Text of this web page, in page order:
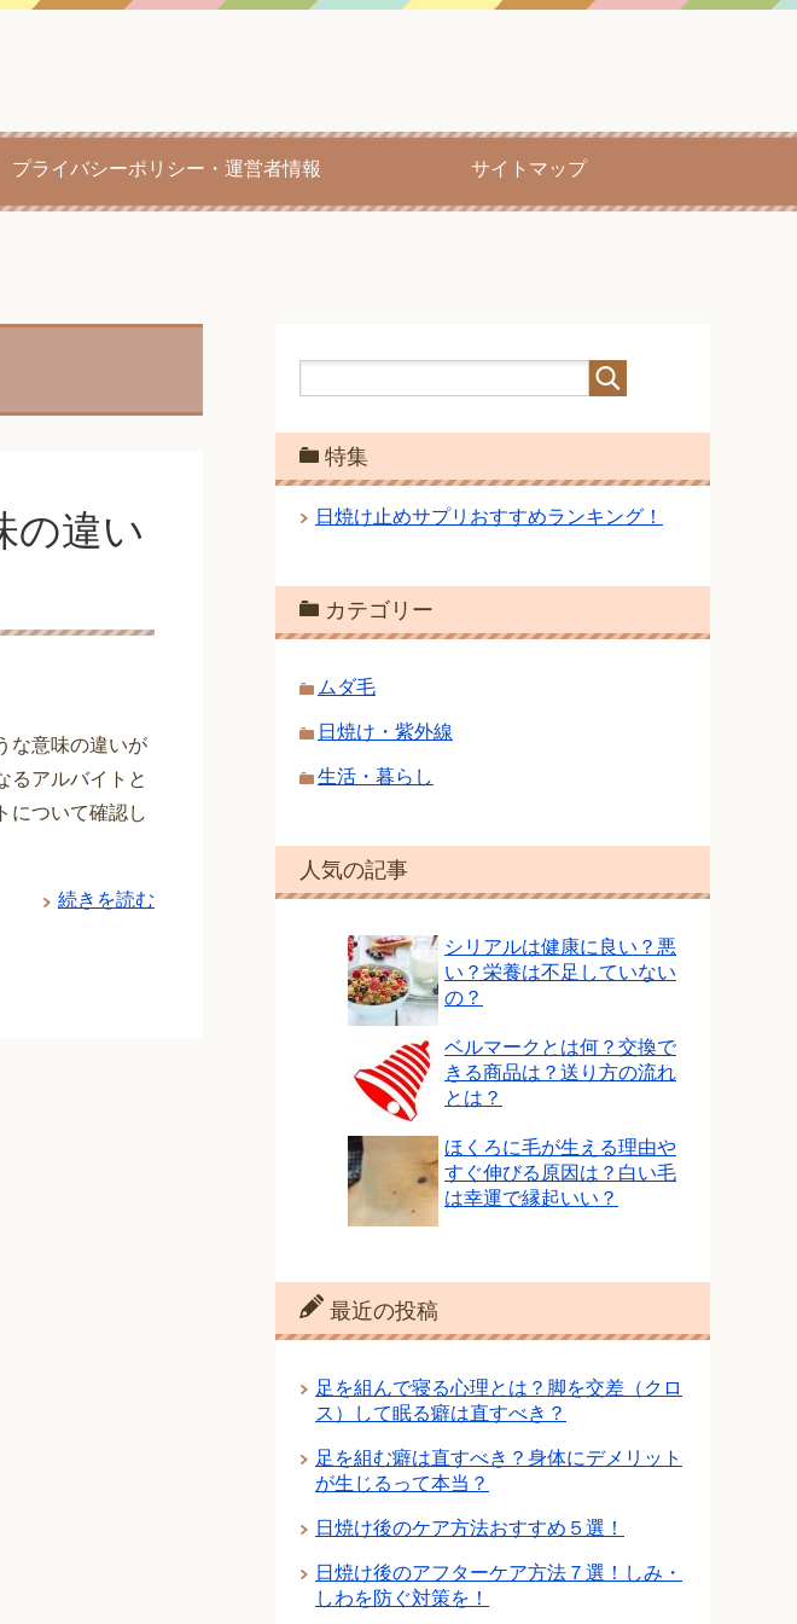
プライバシーポリシー・運営者情報 サイトマップ
の違い
な意味の違いが
るアルバイトと
について確認し
続きを読む
特集
日焼け止めサプリおすすめランキング！
カテゴリー
ムダ毛
日焼け・紫外線
生活・暮らし
人気の記事
シリアルは健康に良い？悪
い？栄養は不足していない
の？
ベルマークとは何？交換で
きる商品は？送り方の流れ
とは？
ほくろに毛が生える理由や
すぐ伸びる原因は？白い毛
は幸運で縁起いい？
最近の投稿
足を組んで寝る心理とは？脚を交差（クロ
ス）して眠る癖は直すべき？
足を組む癖は直すべき？身体にデメリット
が生じるって本当？
日焼け後のケア方法おすすめ５選！
日焼け後のアフターケア方法７選！しみ・
しわを防ぐ対策を！